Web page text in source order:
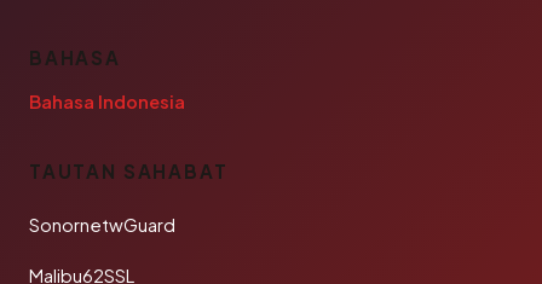
BAHASA
Bahasa Indonesia
TAUTAN SAHABAT
SonornetwGuard
Malibu62SSL